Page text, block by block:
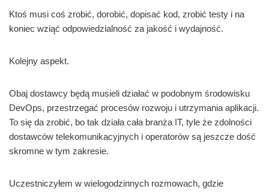
Ktoś musi coś zrobić, dorobić, dopisać kod, zrobić testy i na
koniec wziąć odpowiedzialność za jakość i wydajność.
Kolejny aspekt.
Obaj dostawcy będą musieli działać w podobnym środowisku
DevOps, przestrzegać procesów rozwoju i utrzymania aplikacji.
To się da zrobić, bo tak działa cała branża IT, tyle że zdolności
dostawców telekomunikacyjnych i operatorów są jeszcze dość
skromne w tym zakresie.
Uczestniczyłem w wielogodzinnych rozmowach, gdzie